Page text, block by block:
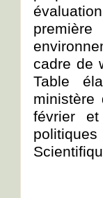
cadre de
Table
février